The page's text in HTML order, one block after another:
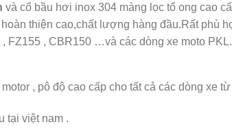
và cổ bầu hơi inox 304 màng lọc tổ ong cao
thiện cao,chất lượng hàng đầu.Rất phù
FZ155 , CBR150 …và các dòng xe moto PKL.
, pô độ cao cấp cho tất cả các dòng xe
tại việt nam .